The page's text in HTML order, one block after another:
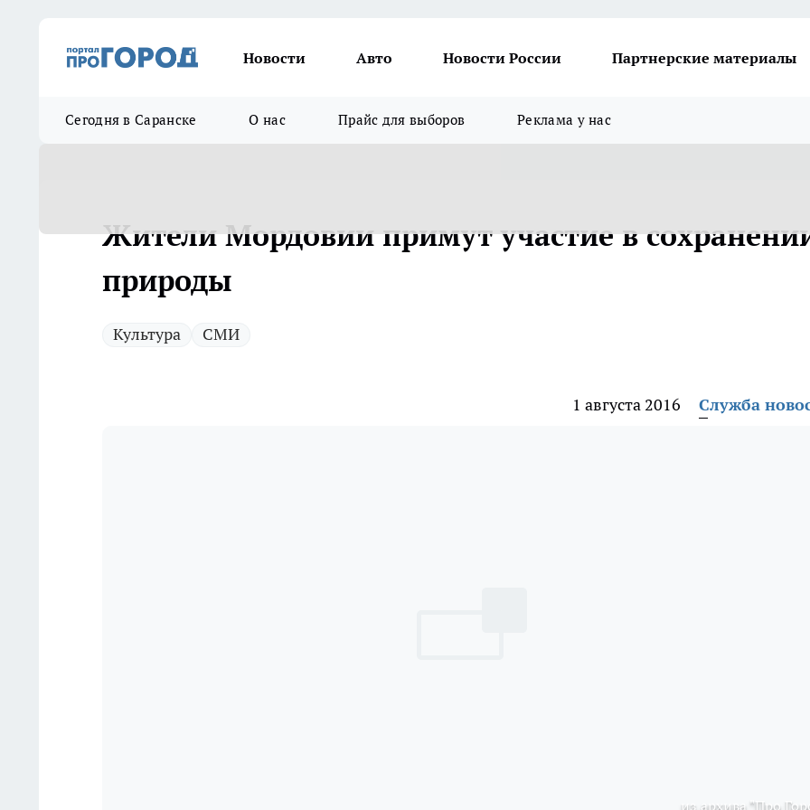
Новости Авто Новости России Партнерские материалы
Сегодня в Саранске О нас Прайс для выборов Реклама у нас
Жители Мордовии примут участие в
природы
Культура СМИ
1 августа 2016 Служба
из архива "Про